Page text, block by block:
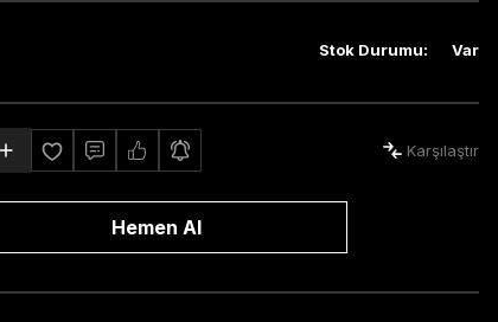
Stok Durumu: Var
Karşılaştır
Hemen Al